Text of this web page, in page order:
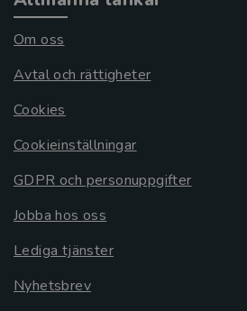
Om oss
Avtal och rättigheter
Cookies
Cookieinställningar
GDPR och personuppgifter
Jobba hos oss
Lediga tjänster
Nyhetsbrev